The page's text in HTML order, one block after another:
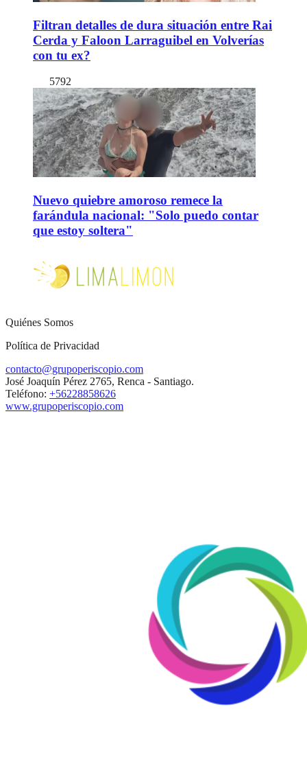
Filtran detalles de dura situación entre Rai
Cerda y Faloon Larraguibel en Volverías
con tu ex?
5792
Nuevo quiebre amoroso remece la
farándula nacional: "Solo puedo contar
que estoy soltera"
Quiénes Somos
Política de Privacidad
contacto@grupoperiscopio.com
José Joaquín Pérez 2765, Renca - Santiago.
Teléfono: +56228858626
www.grupoperiscopio.com